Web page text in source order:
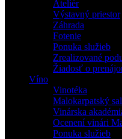
Ateliér
Výstavný priestor
Záhrada
Fotenie
Ponuka služieb
Zrealizované
Žiadosť o
Víno
Vinotéka
Malokarpatský
Vinárska
Ocenení vinári
Ponuka služieb